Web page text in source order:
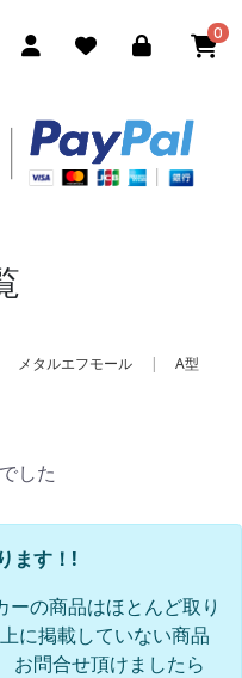
0
メタルエフモール |
A型
した
ます！!
の商品はほとんど取り
に掲載していない商品
問合せ頂けましたら